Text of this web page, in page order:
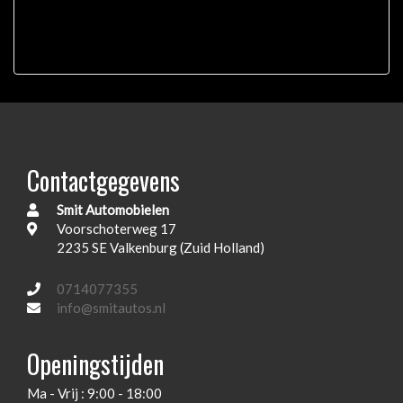
In hoogte verstelbare koplampen
In hoogte verstelbare voorstoelen
Middenarmsteun voor en achter
Multifunctioneel stuurwiel
Passagiersairbag
Ruitensproeiers verwarmbaar
Ruitenwisser achter
Sportinterieur
Contactgegevens
Smit Automobielen
Voorschoterweg 17
2235 SE Valkenburg (Zuid Holland)
0714077355
info@smitautos.nl
Openingstijden
Ma - Vrij : 9:00 - 18:00